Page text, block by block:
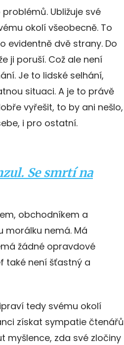
Ubližuje své
okolí všeobecně. To
evidentně dvě strany. Do
ji poruší. Což ale není
Je to lidské selhání,
situaci. A je to právě
vyřešit, to by ani nešlo,
i pro ostatní.
Se smrtí na
obchodníkem a
morálku nemá. Má
žádné opravdové
také není šťastný a
tedy svému okolí
získat sympatie čtenářů
myšlence, zda své zločiny